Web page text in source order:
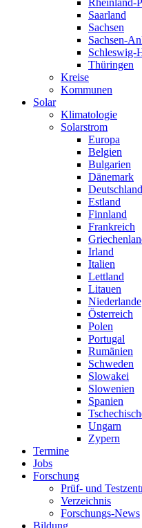
Rheinland-
Saarland
Sachsen
Sachsen-
Schleswig-
Thüringen
Kreise
Kommunen
Solar
Klimatologie
Solarstrom
Europa
Belgien
Bulgarien
Dänemark
Deutschland
Estland
Finnland
Frankreich
Irland
Italien
Lettland
Litauen
Niederlande
Österreich
Polen
Portugal
Rumänien
Schweden
Slowakei
Slowenien
Spanien
Ungarn
Zypern
Termine
Jobs
Forschung
Prüf- und
Verzeichnis
Forschungs-News